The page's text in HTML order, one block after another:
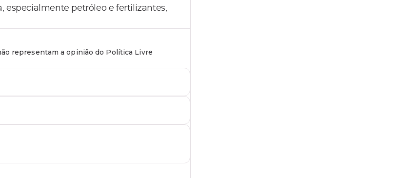
especialmente petróleo e fertilizantes,
representam a opinião do Política Livre